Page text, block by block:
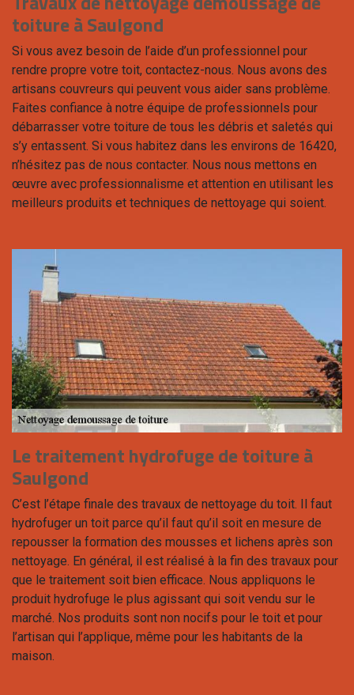
toiture à Saulgond
Si vous avez besoin de l’aide d’un professionnel pour
rendre propre votre toit, contactez-nous. Nous avons des
artisans couvreurs qui peuvent vous aider sans problème.
Faites confiance à notre équipe de professionnels pour
débarrasser votre toiture de tous les débris et saletés qui
s’y entassent. Si vous habitez dans les environs de 16420,
n’hésitez pas de nous contacter. Nous nous mettons en
œuvre avec professionnalisme et attention en utilisant les
meilleurs produits et techniques de nettoyage qui soient.
Le traitement hydrofuge de toiture à
Saulgond
C’est l’étape finale des travaux de nettoyage du toit. Il faut
hydrofuger un toit parce qu’il faut qu’il soit en mesure de
repousser la formation des mousses et lichens après son
nettoyage. En général, il est réalisé à la fin des travaux pour
que le traitement soit bien efficace. Nous appliquons le
produit hydrofuge le plus agissant qui soit vendu sur le
marché. Nos produits sont non nocifs pour le toit et pour
l’artisan qui l’applique, même pour les habitants de la
maison.